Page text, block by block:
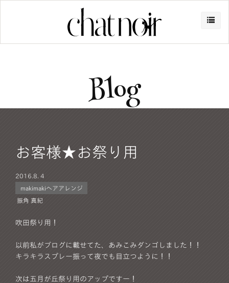
Blog
お客様★お祭り用
2016. 8. 4
makimakiヘアアレンジ
振角 真紀
吹田祭り用！
以前私がブログに載せてた、あみこみダンゴしました！！
キラキラスプレー振って夜でも目立つように！！
次は五月が丘祭り用のアップですー！